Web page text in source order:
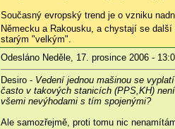
Současný evropský trend je o vzniku
Německu a Rakousku, a chystají se
starým "velkým".
Odesláno Neděle, 17. prosince 2006 -
Desiro - Vedení jednou mašinou se
často v takových stanicích (PPS,KH)
všemi nevýhodami s tím spojenými?
Ale samozřejmě, proti tomu nic